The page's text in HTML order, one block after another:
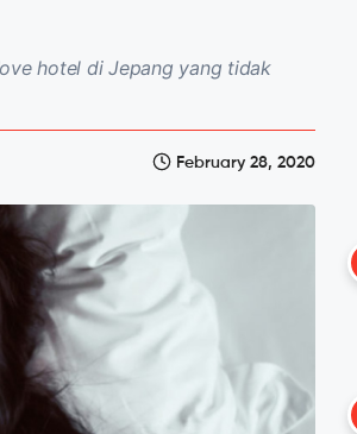
hotel di Jepang yang tidak
February 28, 2020